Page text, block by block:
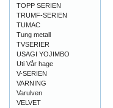
TOPP SERIEN
TRUMF-SERIEN
TUMAC
Tung metall
TVSERIER
USAGI YOJIMBO
Uti Vår hage
V-SERIEN
VARNING
Varulven
VELVET